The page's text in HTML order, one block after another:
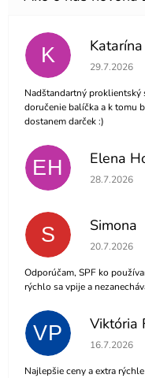
K Katarína
Hodnotenie
29.7.2026
Nadštandartný proklientský
doručenie balíčka a k tomu
dostanem darček :)
EH Elena
Hodnotenie
28.7.2026
S Simona
Hodnotenie
20.7.2026
Odporúčam, SPF ko
rýchlo sa vpije a
VP Viktória
Hodnotenie
16.7.2026
Najlepšie ceny a extra